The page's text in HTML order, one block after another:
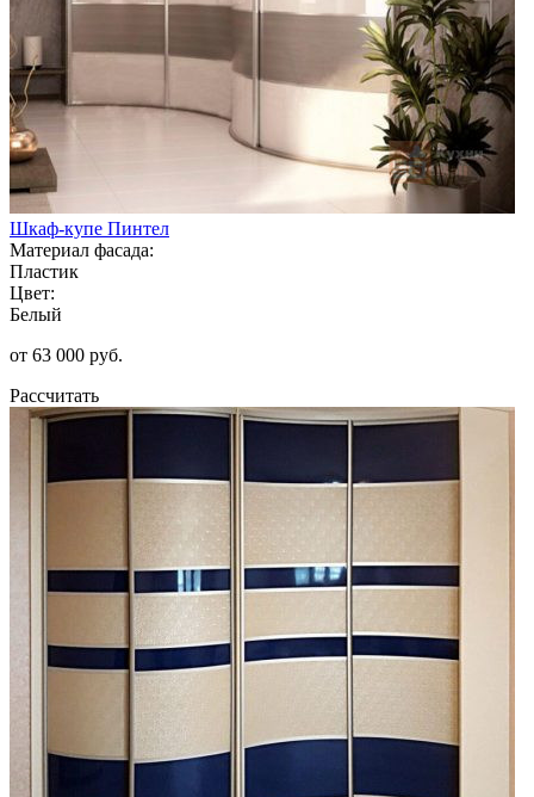
Шкаф-купе Пинтел
Материал фасада:
Пластик
Цвет:
Белый
от 63 000 руб.
Рассчитать